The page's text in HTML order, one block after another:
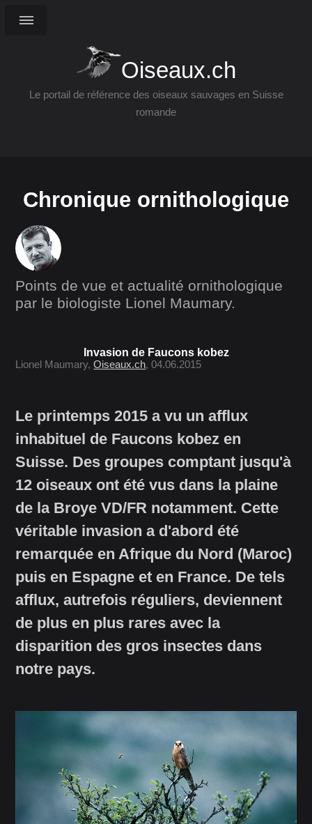
Oiseaux.ch
Le portail de référence des oiseaux sauvages en Suisse
romande
Chronique ornithologique
Points de vue et actualité ornithologique
par le biologiste Lionel Maumary.
Invasion de Faucons kobez
Lionel Maumary,Oiseaux.ch, 04.06.2015
Le printemps 2015 a vu un afflux
inhabituel de Faucons kobez en
Suisse. Des groupes comptant jusqu'à
12 oiseaux ont été vus dans la plaine
de la Broye VD/FR notamment. Cette
véritable invasion a d'abord été
remarquée en Afrique du Nord (Maroc)
puis en Espagne et en France. De tels
afflux, autrefois réguliers, deviennent
de plus en plus rares avec la
disparition des gros insectes dans
notre pays.